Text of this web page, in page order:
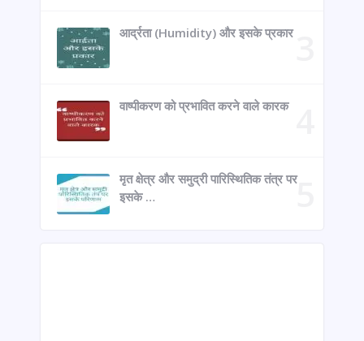
आर्द्रता (Humidity) और इसके प्रकार
वाष्पीकरण को प्रभावित करने वाले कारक
मृत क्षेत्र और समुद्री पारिस्थितिक तंत्र पर
इसके …